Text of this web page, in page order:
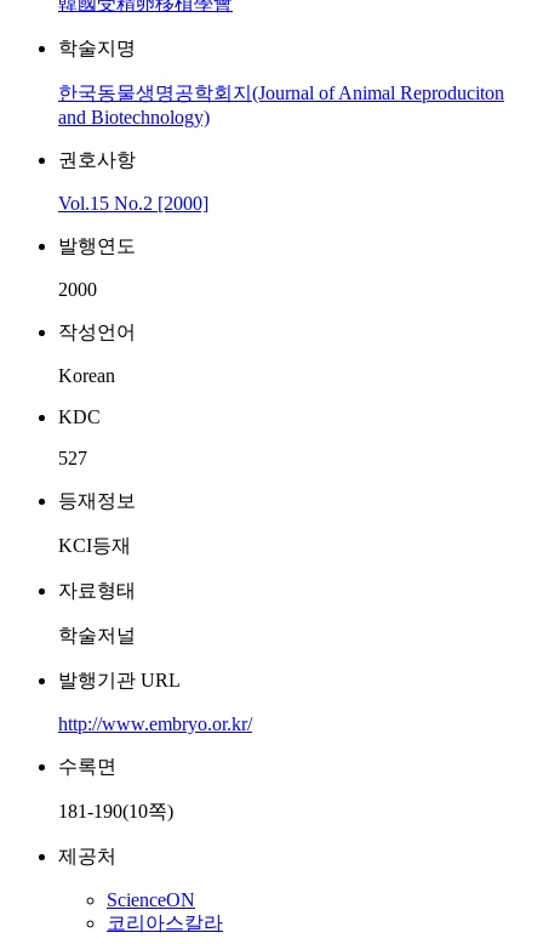
학술지명
한국동물생명공학회지(Journal of Animal Reproduciton
and Biotechnology)
권호사항
Vol.15 No.2 [2000]
발행연도
2000
작성언어
Korean
KDC
527
등재정보
KCI등재
자료형태
학술저널
발행기관 URL
http://www.embryo.or.kr/
수록면
181-190(10쪽)
제공처
ScienceON
코리아스칼라